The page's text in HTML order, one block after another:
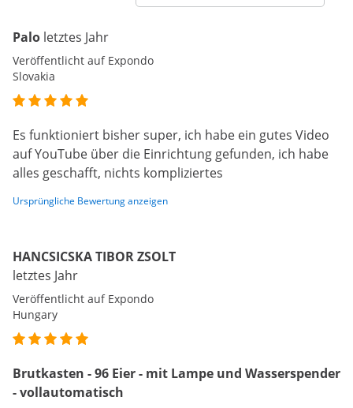
Palo letztes Jahr
Veröffentlicht auf Expondo
Slovakia
Es funktioniert bisher super, ich habe ein gutes Video
auf YouTube über die Einrichtung gefunden, ich habe
alles geschafft, nichts kompliziertes
Ursprüngliche Bewertung anzeigen
HANCSICSKA TIBOR ZSOLT
letztes Jahr
Veröffentlicht auf Expondo
Hungary
Brutkasten - 96 Eier - mit Lampe und Wasserspender
- vollautomatisch